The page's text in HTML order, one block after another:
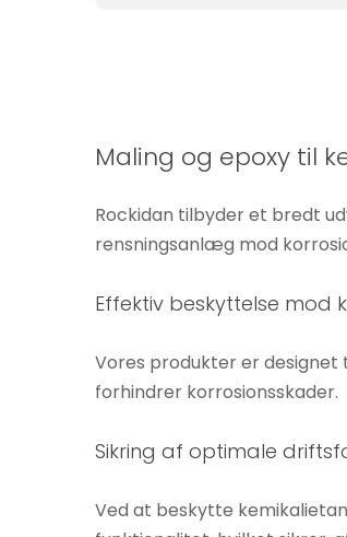
Maling og epoxy til
Rockidan tilbyder et bredt
rensningsanlæg mod
Effektiv beskyttelse mod
Vores produkter er
forhindrer korrosionsskader.
Sikring af optimale
Ved at beskytte
cookies,
forsvinder
funktioner fra